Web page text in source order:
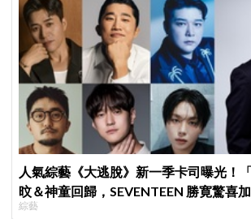
人氣綜藝《大逃脫》新一季卡司曝光！
旼＆神童回歸，SEVENTEEN 勝寛驚喜
成最大焦點
綜藝